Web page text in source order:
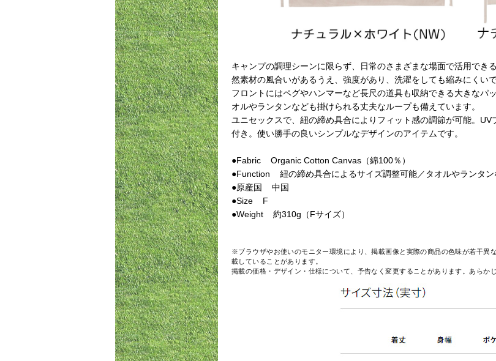
キャンプの調理シーンに限らず、日常のさまざまな場面で活用でき
然素材の風合いがあるうえ、強度があり、洗濯をしても縮みにくいで
フロントにはペグやハンマーなど長尺の道具も収納できる大きなパ
オルやランタンなども掛けられる丈夫なループも備えています。
ユニセックスで、紐の締め具合によりフィット感の調節が可能。
付き。使い勝手の良いシンプルなデザインのアイテムです。
●Fabric Organic Cotton Canvas（綿100％）
●Function 紐の締め具合によるサイズ調整可能／タオルやランタン
●原産国 中国
●Size F
●Weight 約310g（Fサイズ）
※ブラウザやお使いのモニター環境により、掲載画像と実際の商品の色味が若干異
載していることがあります。
掲載の価格・デザイン・仕様について、予告なく変更することがあります。あらか